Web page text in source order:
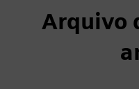
Arquivo